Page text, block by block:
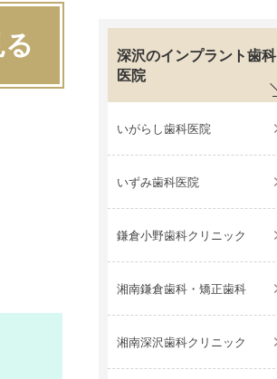
深沢のインプラント歯科
医院
いがらし歯科医院
いずみ歯科医院
鎌倉小野歯科クリニック
湘南鎌倉歯科・矯正歯科
湘南深沢歯科クリニック